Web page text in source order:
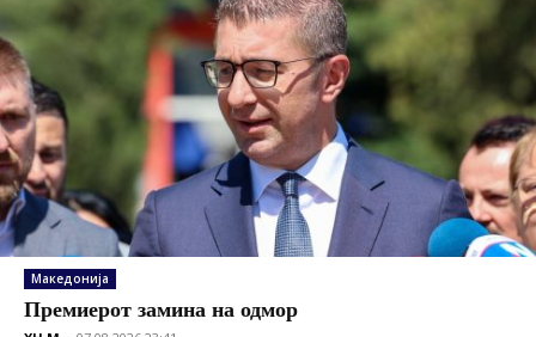
Македонија
Премиерот замина на одмор